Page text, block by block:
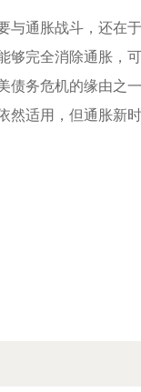
与通胀战斗，还在
够完全消除通胀，
债务危机的缘由之
然适用，但通胀新